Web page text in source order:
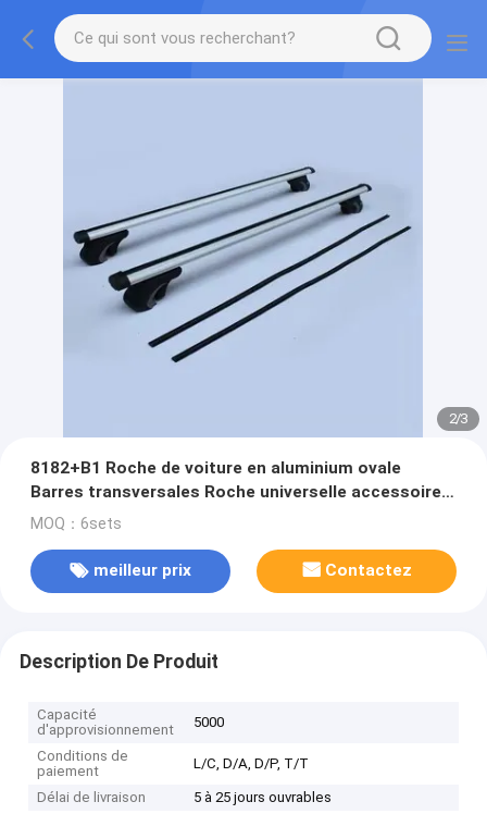
2/3
8182+B1 Roche de voiture en aluminium ovale
Barres transversales Roche universelle accessoire
de montage pour voitures 4x4 et racks
MOQ：6sets
meilleur prix Contactez
Description De Produit
Capacité
d'approvisionnement
5000
Conditions de
paiement
L/C, D/A, D/P, T/T
Délai de livraison
5 à 25 jours ouvrables